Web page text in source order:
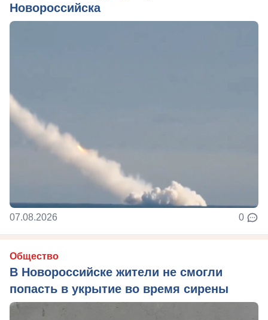
Новороссийска
07.08.2026 0
Общество
В Новороссийске жители не смогли
попасть в укрытие во время сирены